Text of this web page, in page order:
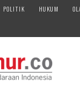
POLITIK HUKUM